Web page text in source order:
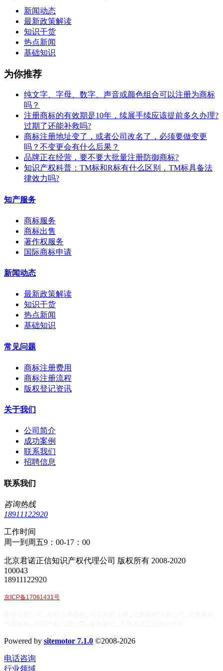
新闻动态
最新政策解读
知识干货
热点新闻
基础知识
为你推荐
纯文字、字母、数字、声音或颜色组合可以注册为商标
吗？
注册商标的有效期是10年，续展手续应该提前多久办理?
过期了还能补救吗?
商标注册地址变了，或者公司改名了，必须要做变更
吗？不变更会有什么后果？
​品牌正在经营，要不要大批量注册防御商标?
知识产权科普：TM标和R标有什么区别，TM标具备法
律效力吗?
知产服务
商标服务
商标出售
著作权服务
国际商标申请
新闻动态
最新政策解读
知识干货
热点新闻
基础知识
常见问题
商标注册费用
商标注册流程
版权登记资讯
关于我们
公司简介
成功案例
联系我们
招聘信息
联系我们
咨询热线
18911122920
工作时间
周一到周五9：00-17：00
北京君诺正信知识产权代理公司 版权所有 2008-2020
100043
18911122920
京ICP备17061431号
Powered by sitemotor 7.1.0 ©2008-2026
电话咨询
行业领域